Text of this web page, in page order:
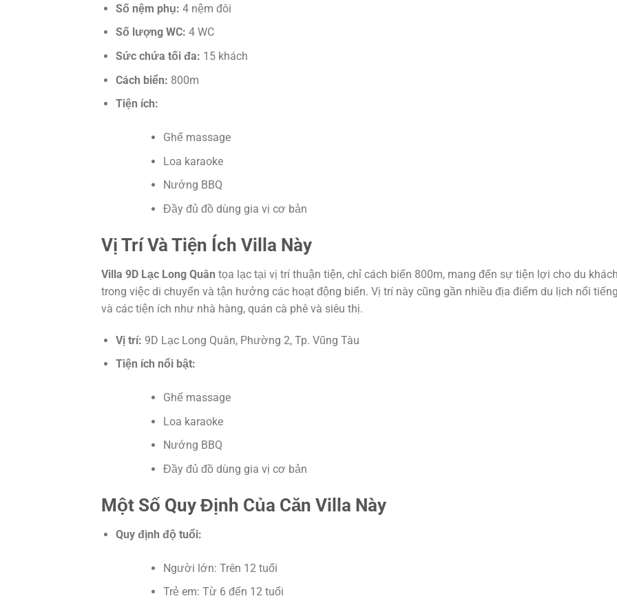
Số nệm phụ: 4 nệm đôi
Số lượng WC: 4 WC
Sức chứa tối đa: 15 khách
Cách biển: 800m
Tiện ích:
Ghế massage
Loa karaoke
Nướng BBQ
Đầy đủ đồ dùng gia vị cơ bản
Vị Trí Và Tiện Ích Villa Này
Villa 9D Lạc Long Quân tọa lạc tại vị trí thuận tiện, chỉ cách biển 800m, mang đến sự tiện lợi cho du
trong việc di chuyển và tận hưởng các hoạt động biển. Vị trí này cũng gần nhiều địa điểm du lịch nổi
và các tiện ích như nhà hàng, quán cà phê và siêu thị.
Vị trí: 9D Lạc Long Quân, Phường 2, Tp. Vũng Tàu
Tiện ích nổi bật:
Ghế massage
Loa karaoke
Nướng BBQ
Đầy đủ đồ dùng gia vị cơ bản
Một Số Quy Định Của Căn Villa Này
Quy định độ tuổi:
Người lớn: Trên 12 tuổi
Trẻ em: Từ 6 đến 12 tuổi